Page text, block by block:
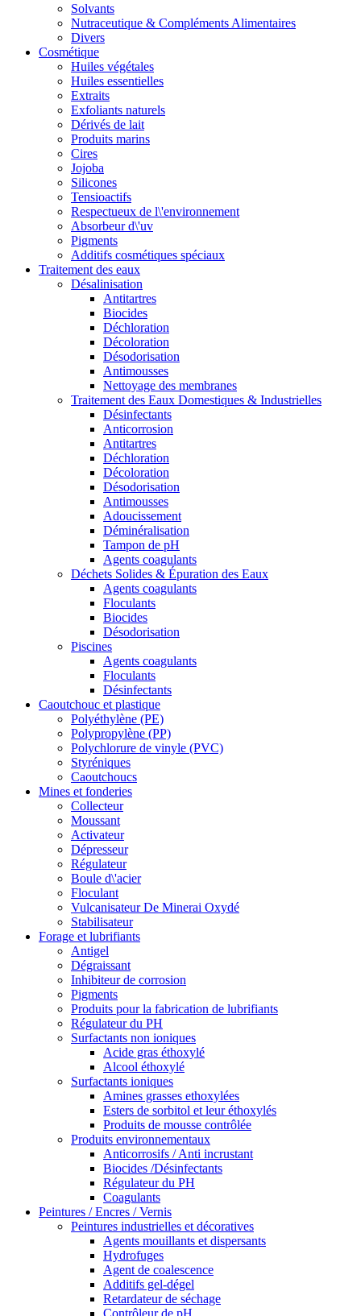
Solvants
Nutraceutique & Compléments Alimentaires
Divers
Cosmétique
Huiles végétales
Huiles essentielles
Extraits
Exfoliants naturels
Dérivés de lait
Produits marins
Cires
Jojoba
Silicones
Tensioactifs
Respectueux de l\'environnement
Absorbeur d\'uv
Pigments
Additifs cosmétiques spéciaux
Traitement des eaux
Désalinisation
Antitartres
Biocides
Déchloration
Décoloration
Désodorisation
Antimousses
Nettoyage des membranes
Traitement des Eaux Domestiques & Industrielles
Désinfectants
Anticorrosion
Antitartres
Déchloration
Décoloration
Désodorisation
Antimousses
Adoucissement
Déminéralisation
Tampon de pH
Agents coagulants
Déchets Solides & Épuration des Eaux
Agents coagulants
Floculants
Biocides
Désodorisation
Piscines
Agents coagulants
Floculants
Désinfectants
Caoutchouc et plastique
Polyéthylène (PE)
Polypropylène (PP)
Polychlorure de vinyle (PVC)
Styréniques
Caoutchoucs
Mines et fonderies
Collecteur
Moussant
Activateur
Dépresseur
Régulateur
Boule d\'acier
Floculant
Vulcanisateur De Minerai Oxydé
Stabilisateur
Forage et lubrifiants
Antigel
Dégraissant
Inhibiteur de corrosion
Pigments
Produits pour la fabrication de lubrifiants
Régulateur du PH
Surfactants non ioniques
Acide gras éthoxylé
Alcool éthoxylé
Surfactants ioniques
Amines grasses ethoxylées
Esters de sorbitol et leur éthoxylés
Produits de mousse contrôlée
Produits environnementaux
Anticorrosifs / Anti incrustant
Biocides /Désinfectants
Régulateur du PH
Coagulants
Peintures / Encres / Vernis
Peintures industrielles et décoratives
Agents mouillants et dispersants
Hydrofuges
Agent de coalescence
Additifs gel-dégel
Retardateur de séchage
Contrôleur de pH